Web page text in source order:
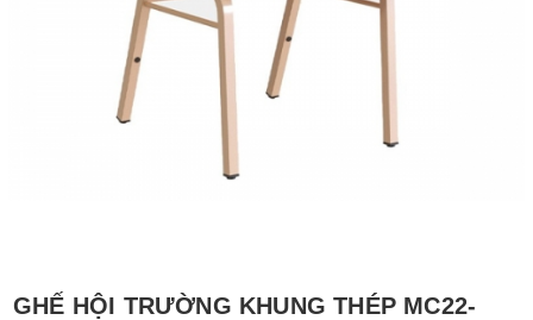
GHẾ HỘI TRƯỜNG KHUNG THÉP MC22-